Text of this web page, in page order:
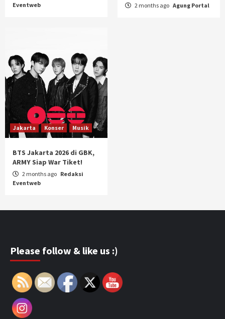
Eventweb
2 months ago Agung Portal
Jakarta Konser Musik
BTS Jakarta 2026 di GBK,
ARMY Siap War Tiket!
2 months ago Redaksi
Eventweb
Please follow & like us :)